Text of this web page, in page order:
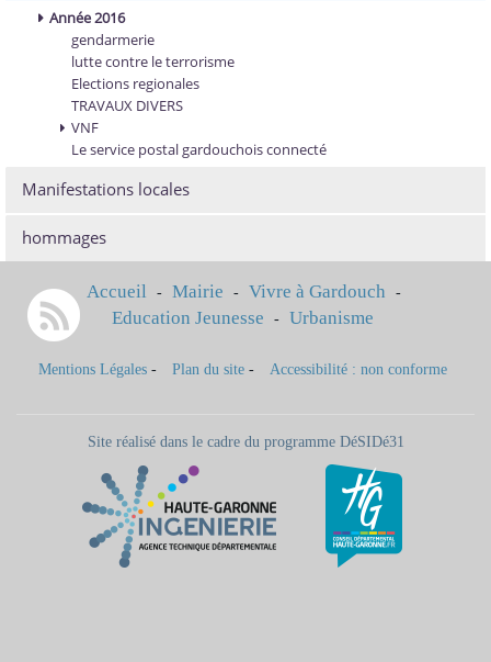
Année 2016
gendarmerie
lutte contre le terrorisme
Elections regionales
TRAVAUX DIVERS
VNF
Le service postal gardouchois connecté
Manifestations locales
hommages
Accueil - Mairie - Vivre à Gardouch -
Education Jeunesse - Urbanisme
Mentions Légales - Plan du site - Accessibilité : non conforme
Site réalisé dans le cadre du programme DéSIDé31